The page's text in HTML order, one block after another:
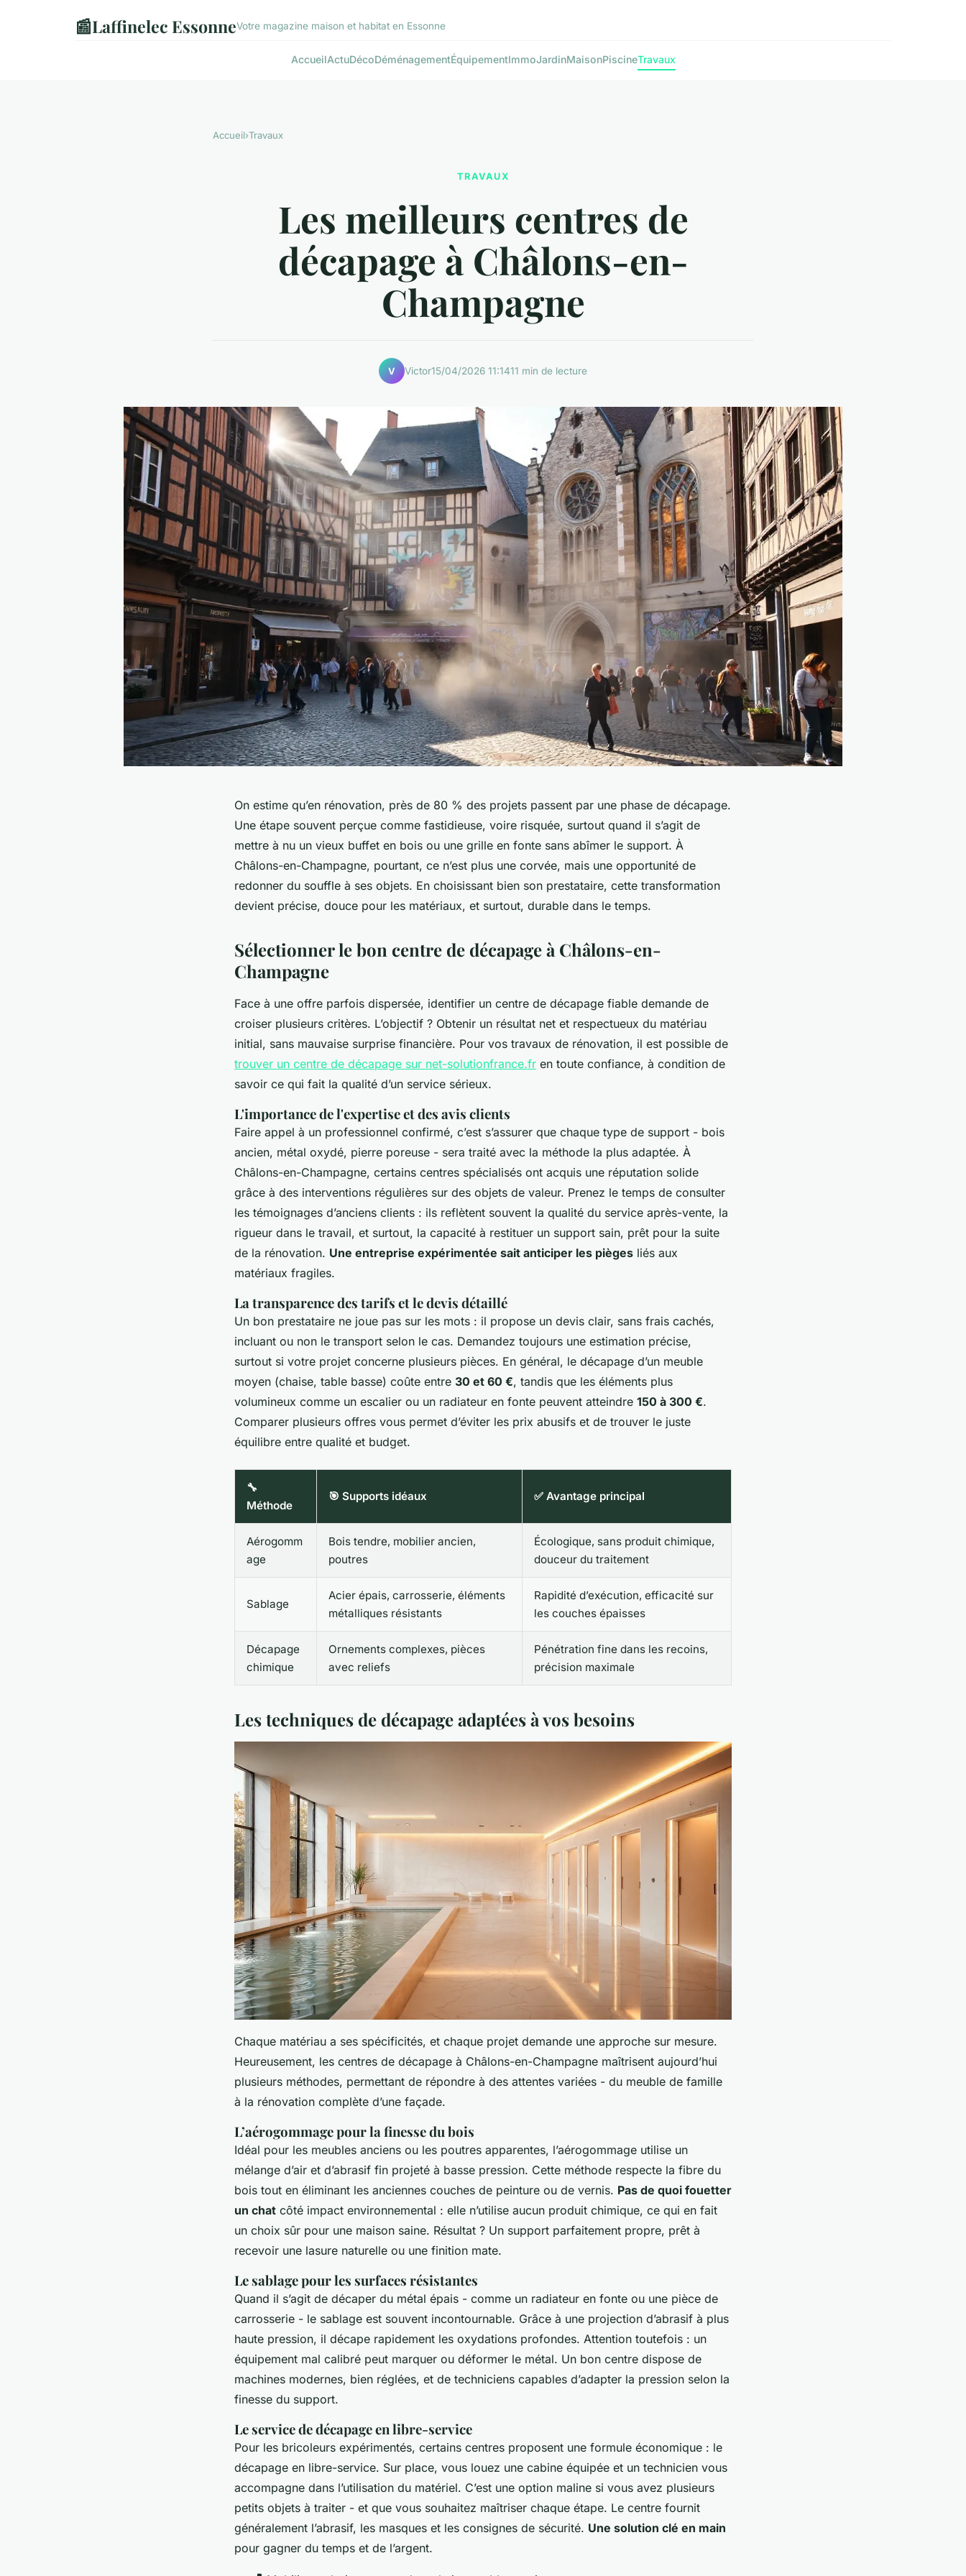
📰Laffinelec EssonneVotre magazine maison et habitat en Essonne
AccueilActuDécoDéménagementÉquipementImmoJardinMaisonPiscineTravaux
Accueil›Travaux
TRAVAUX
Les meilleurs centres de
décapage à Châlons-en-
Champagne
V Victor15/04/2026 11:1411 min de lecture
On estime qu’en rénovation, près de 80 % des projets passent par une phase de décapage.
Une étape souvent perçue comme fastidieuse, voire risquée, surtout quand il s’agit de
mettre à nu un vieux buffet en bois ou une grille en fonte sans abîmer le support. À
Châlons-en-Champagne, pourtant, ce n’est plus une corvée, mais une opportunité de
redonner du souffle à ses objets. En choisissant bien son prestataire, cette transformation
devient précise, douce pour les matériaux, et surtout, durable dans le temps.
Sélectionner le bon centre de décapage à Châlons-en-
Champagne
Face à une offre parfois dispersée, identifier un centre de décapage fiable demande de
croiser plusieurs critères. L’objectif ? Obtenir un résultat net et respectueux du matériau
initial, sans mauvaise surprise financière. Pour vos travaux de rénovation, il est possible de
trouver un centre de décapage sur net-solutionfrance.fr en toute confiance, à condition de
savoir ce qui fait la qualité d’un service sérieux.
L'importance de l'expertise et des avis clients
Faire appel à un professionnel confirmé, c’est s’assurer que chaque type de support - bois
ancien, métal oxydé, pierre poreuse - sera traité avec la méthode la plus adaptée. À
Châlons-en-Champagne, certains centres spécialisés ont acquis une réputation solide
grâce à des interventions régulières sur des objets de valeur. Prenez le temps de consulter
les témoignages d’anciens clients : ils reflètent souvent la qualité du service après-vente, la
rigueur dans le travail, et surtout, la capacité à restituer un support sain, prêt pour la suite
de la rénovation. Une entreprise expérimentée sait anticiper les pièges liés aux
matériaux fragiles.
La transparence des tarifs et le devis détaillé
Un bon prestataire ne joue pas sur les mots : il propose un devis clair, sans frais cachés,
incluant ou non le transport selon le cas. Demandez toujours une estimation précise,
surtout si votre projet concerne plusieurs pièces. En général, le décapage d’un meuble
moyen (chaise, table basse) coûte entre 30 et 60 €, tandis que les éléments plus
volumineux comme un escalier ou un radiateur en fonte peuvent atteindre 150 à 300 €.
Comparer plusieurs offres vous permet d’éviter les prix abusifs et de trouver le juste
équilibre entre qualité et budget.
🔧
Méthode
🎯 Supports idéaux ✅ Avantage principal
Aérogomm
age
Bois tendre, mobilier ancien,
poutres
Écologique, sans produit chimique,
douceur du traitement
Sablage
Acier épais, carrosserie, éléments
métalliques résistants
Rapidité d’exécution, efficacité sur
les couches épaisses
Décapage
chimique
Ornements complexes, pièces
avec reliefs
Pénétration fine dans les recoins,
précision maximale
Les techniques de décapage adaptées à vos besoins
Chaque matériau a ses spécificités, et chaque projet demande une approche sur mesure.
Heureusement, les centres de décapage à Châlons-en-Champagne maîtrisent aujourd’hui
plusieurs méthodes, permettant de répondre à des attentes variées - du meuble de famille
à la rénovation complète d’une façade.
L’aérogommage pour la finesse du bois
Idéal pour les meubles anciens ou les poutres apparentes, l’aérogommage utilise un
mélange d’air et d’abrasif fin projeté à basse pression. Cette méthode respecte la fibre du
bois tout en éliminant les anciennes couches de peinture ou de vernis. Pas de quoi fouetter
un chat côté impact environnemental : elle n’utilise aucun produit chimique, ce qui en fait
un choix sûr pour une maison saine. Résultat ? Un support parfaitement propre, prêt à
recevoir une lasure naturelle ou une finition mate.
Le sablage pour les surfaces résistantes
Quand il s’agit de décaper du métal épais - comme un radiateur en fonte ou une pièce de
carrosserie - le sablage est souvent incontournable. Grâce à une projection d’abrasif à plus
haute pression, il décape rapidement les oxydations profondes. Attention toutefois : un
équipement mal calibré peut marquer ou déformer le métal. Un bon centre dispose de
machines modernes, bien réglées, et de techniciens capables d’adapter la pression selon la
finesse du support.
Le service de décapage en libre-service
Pour les bricoleurs expérimentés, certains centres proposent une formule économique : le
décapage en libre-service. Sur place, vous louez une cabine équipée et un technicien vous
accompagne dans l’utilisation du matériel. C’est une option maline si vous avez plusieurs
petits objets à traiter - et que vous souhaitez maîtriser chaque étape. Le centre fournit
généralement l’abrasif, les masques et les consignes de sécurité. Une solution clé en main
pour gagner du temps et de l’argent.